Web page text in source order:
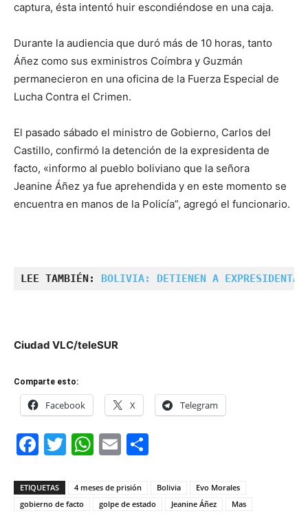
captura, ésta intentó huir escondiéndose en una caja.
Durante la audiencia que duró más de 10 horas, tanto
Áñez como sus exministros Coímbra y Guzmán
permanecieron en una oficina de la Fuerza Especial de
Lucha Contra el Crimen.
El pasado sábado el ministro de Gobierno, Carlos del
Castillo, confirmó la detención de la expresidenta de
facto, «informo al pueblo boliviano que la señora
Jeanine Áñez ya fue aprehendida y en este momento se
encuentra en manos de la Policía”, agregó el funcionario.
LEE TAMBIÉN: BOLIVIA: DETIENEN A EXPRESIDENTA
Ciudad VLC/teleSUR
Comparte esto:
Facebook X Telegram
Facebook
Twitter
WhatsApp
Email
ETIQUETAS 4 meses de prisión Bolivia
Evo Morales
gobierno de facto
golpe de estado Jeanine Áñez Mas